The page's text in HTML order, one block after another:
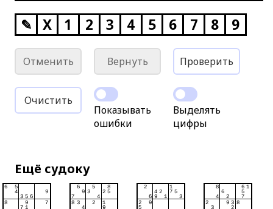
✎ X 1 2 3 4 5 6 7 8 9
Отменить Вернуть Проверить
Очистить
Показывать
ошибки
Выделять
цифры
Ещё судоку